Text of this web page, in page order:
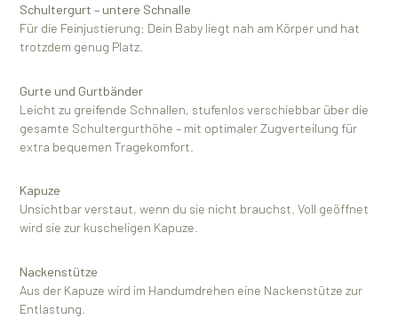
Schultergurt – untere Schnalle
Für die Feinjustierung: Dein Baby liegt nah am Körper und hat
trotzdem genug Platz.
Gurte und Gurtbänder
Leicht zu greifende Schnallen, stufenlos verschiebbar über die
gesamte Schultergurthöhe – mit optimaler Zugverteilung für
extra bequemen Tragekomfort.
Kapuze
Unsichtbar verstaut, wenn du sie nicht brauchst. Voll geöffnet
wird sie zur kuscheligen Kapuze.
Nackenstütze
Aus der Kapuze wird im Handumdrehen eine Nackenstütze zur
Entlastung.